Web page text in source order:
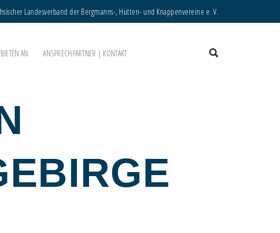
Landesverband der Bergmanns-, Hütten- und Knappenvereine e. V.
AN ANSPRECHPARTNER | KONTAKT